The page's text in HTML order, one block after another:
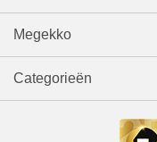
Megekko
Categorieën